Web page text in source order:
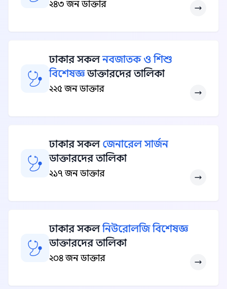
২৪৩ জন ডাক্তার
ঢাকার সকলনবজাতক ও শিশু
বিশেষজ্ঞডাক্তারদের তালিকা
২২৫ জন ডাক্তার
ঢাকার সকল জেনারেল সার্জন
ডাক্তারদের তালিকা
২১৭ জন ডাক্তার
ঢাকার সকলনিউরোলজি বিশেষজ্ঞ
ডাক্তারদের তালিকা
২০৪ জন ডাক্তার